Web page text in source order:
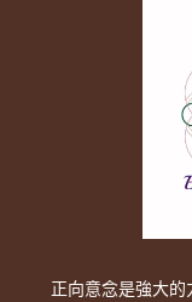
正向意念是強大